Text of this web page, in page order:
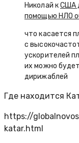
Николай кСША
помощью НЛО
что касается
с
ускорителей
их можно
дирижаблей
Где находится
https://
katar.html